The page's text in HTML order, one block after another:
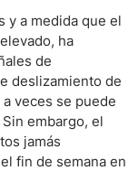
y a medida que el
ha
de
deslizamiento de
veces se puede
embargo, el
jamás
fin de semana en